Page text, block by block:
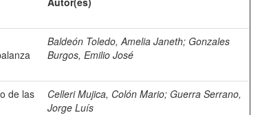
Baldeón Toledo, Amelia Janeth;Gonzales
Burgos, Emilio José
de las
Celleri Mujica, Colón Mario;Guerra Serrano,
Jorge Luís